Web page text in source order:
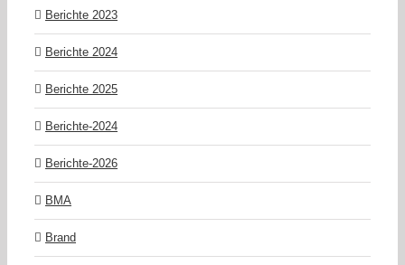
Berichte 2023
Berichte 2024
Berichte 2025
Berichte-2024
Berichte-2026
BMA
Brand